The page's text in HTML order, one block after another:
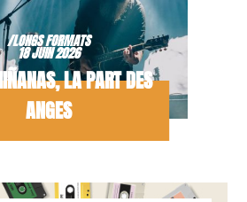
/LONGS FORMATS
18 JUIN 2026
LA PART DES
ANGES